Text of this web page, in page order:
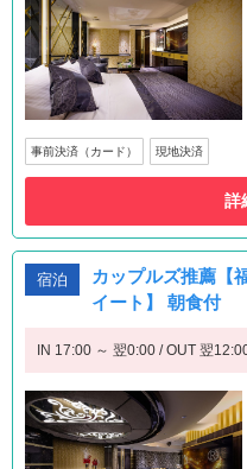
事前決済（カード） 現地決済
詳
宿泊
カップルズ推薦【
イート】 朝食付
IN 17:00 ～ 翌0:00 / OUT 翌